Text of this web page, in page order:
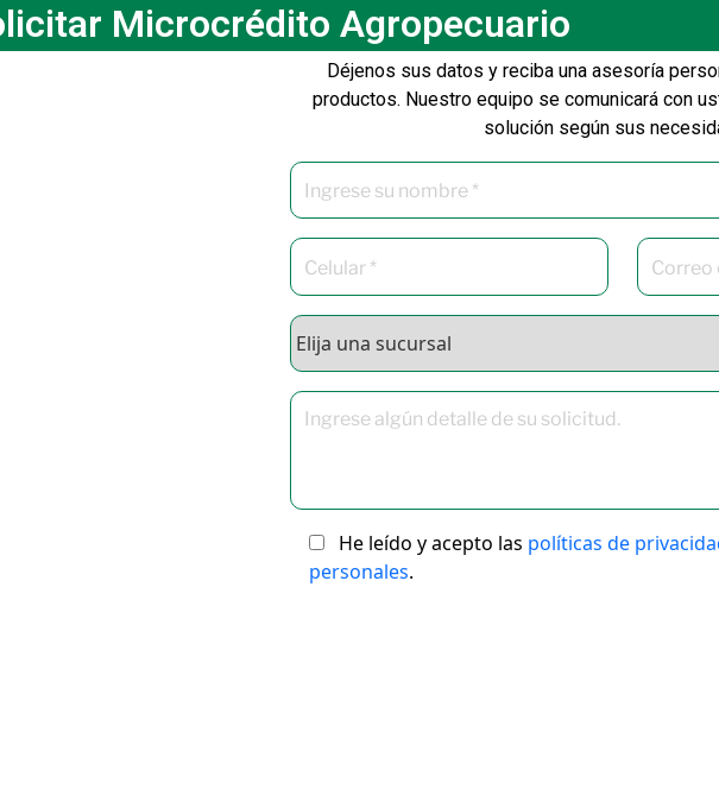
Microcrédito Agropecuario
Déjenos sus datos y reciba una asesoría
productos. Nuestro equipo se comunicará con
solución según sus
He leído y acepto las políticas de
personales.